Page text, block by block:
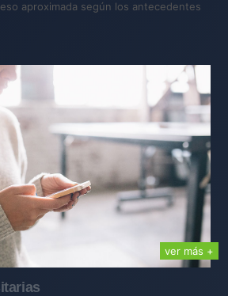
aproximada según los antecedentes
ver más +